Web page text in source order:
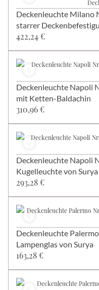
Deckenleuchte Milano
starrer
422,24 €
Deckenleuchte Napoli
mit Ketten-Baldachin
310,96 €
Deckenleuchte Napoli
Kugelleuchte von Surya
293,28 €
Deckenleuchte
Lampenglas von Surya
163,28 €